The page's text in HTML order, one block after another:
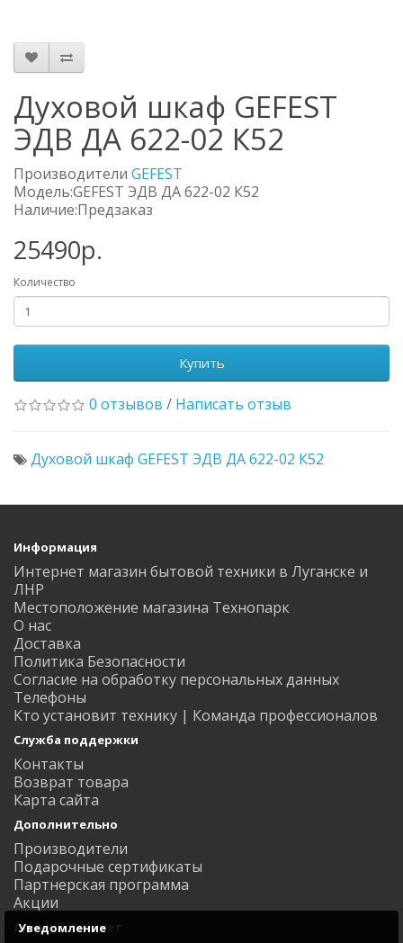
Духовой шкаф GEFEST
ЭДВ ДА 622-02 К52
Производители GEFEST
Модель:GEFEST ЭДВ ДА 622-02 К52
Наличие:Предзаказ
25490р.
Количество
Купить
0 отзывов / Написать отзыв
Духовой шкаф GEFEST ЭДВ ДА 622-02 К52
Информация
Интернет магазин бытовой техники в Луганске и
ЛНР
Местоположение магазина Технопарк
О нас
Доставка
Политика Безопасности
Согласие на обработку персональных данных
Телефоны
Кто установит технику | Команда профессионалов
Служба поддержки
Контакты
Возврат товара
Карта сайта
Дополнительно
Производители
Подарочные сертификаты
Партнерская программа
Акции
Личный Кабинет
Уведомление